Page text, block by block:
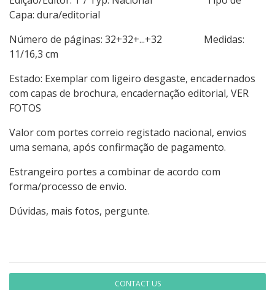
Capa: dura/editorial
Número de páginas: 32+32+...+32 Medidas:
11/16,3 cm
Estado: Exemplar com ligeiro desgaste, encadernados
com capas de brochura, encadernação editorial, VER
FOTOS
Valor com portes correio registado nacional, envios
uma semana, após confirmação de pagamento.
Estrangeiro portes a combinar de acordo com
forma/processo de envio.
Dúvidas, mais fotos, pergunte.
CONTACT US